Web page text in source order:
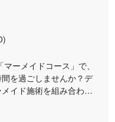
ーメイドコース」で、
を過ごしませんか？デ
イド施術を組み合わせ
よう、心安らぐプライ